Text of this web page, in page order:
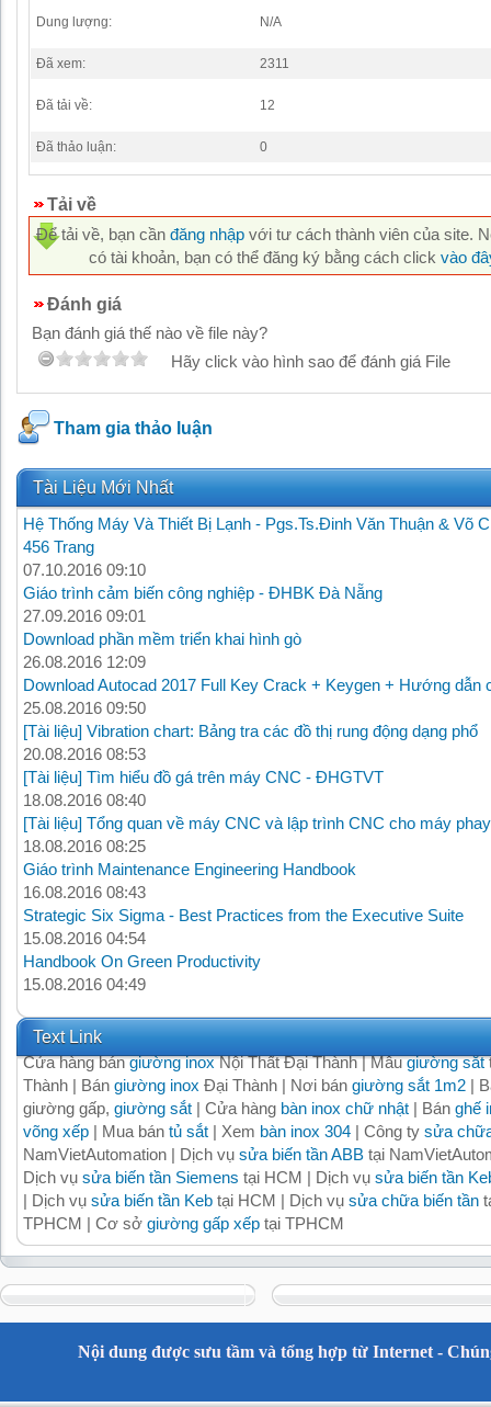
Dung lượng: N/A
Đã xem: 2311
Đã tải về: 12
Đã thảo luận: 0
Tải về
Để tải về, bạn cần đăng nhập với tư cách thành viên của site.
có tài khoản, bạn có thể đăng ký bằng cách click vào
Đánh giá
Bạn đánh giá thế nào về file này?
Hãy click vào hình sao để đánh giá File
Tham gia thảo luận
Tài Liệu Mới Nhất
Hệ Thống Máy Và Thiết Bị Lạnh - Pgs.Ts.Đinh Văn Thuận & Võ
456 Trang
07.10.2016 09:10
Giáo trình cảm biến công nghiệp - ĐHBK Đà Nẵng
27.09.2016 09:01
Download phần mềm triển khai hình gò
26.08.2016 12:09
Download Autocad 2017 Full Key Crack + Keygen + Hướng dẫn
25.08.2016 09:50
[Tài liệu] Vibration chart: Bảng tra các đồ thị rung động dạng phổ
20.08.2016 08:53
[Tài liệu] Tìm hiểu đồ gá trên máy CNC - ĐHGTVT
18.08.2016 08:40
[Tài liệu] Tổng quan về máy CNC và lập trình CNC cho máy
18.08.2016 08:25
Giáo trình Maintenance Engineering Handbook
16.08.2016 08:43
Strategic Six Sigma - Best Practices from the Executive Suite
15.08.2016 04:54
Handbook On Green Productivity
15.08.2016 04:49
Text Link
Cửa hàng bángiường inoxNội Thất Đại Thành | Mẫugiường sắt
Thành | Bán giường inox Đại Thành | Nơi bán giường sắt 1m2 |
giường gấp, giường sắt | Cửa hàng bàn inox chữ nhật | Bán ghế
võng xếp | Mua bán tủ sắt | Xem bàn inox 304 | Công ty sửa
NamVietAutomation | Dịch vụ sửa biến tần ABB tại
Dịch vụ sửa biến tần Siemens tại HCM | Dịch vụ sửa biến tần
| Dịch vụ sửa biến tần Keb tại HCM | Dịch vụ sửa chữa biến tần
TPHCM | Cơ sở giường gấp xếp tại TPHCM
Nội dung được sưu tầm và tổng hợp từ Internet -